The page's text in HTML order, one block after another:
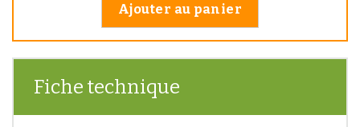
Ajouter au panier
Fiche technique